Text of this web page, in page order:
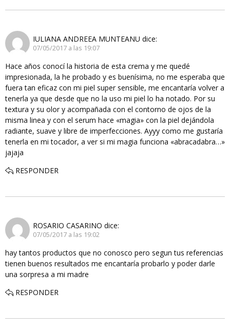
IULIANA ANDREEA MUNTEANU dice:
07/05/2017 a las 19:07
Hace años conocí la historia de esta crema y me quedé
impresionada, la he probado y es buenísima, no me esperaba que
fuera tan eficaz con mi piel super sensible, me encantaría volver a
tenerla ya que desde que no la uso mi piel lo ha notado. Por su
textura y su olor y acompañada con el contorno de ojos de la
misma linea y con el serum hace «magia» con la piel dejándola
radiante, suave y libre de imperfecciones. Ayyy como me gustaría
tenerla en mi tocador, a ver si mi magia funciona «abracadabra…»
jajaja
RESPONDER
ROSARIO CASARINO dice:
07/05/2017 a las 19:02
hay tantos productos que no conosco pero segun tus referencias
tienen buenos resultados me encantaría probarlo y poder darle
una sorpresa a mi madre
RESPONDER